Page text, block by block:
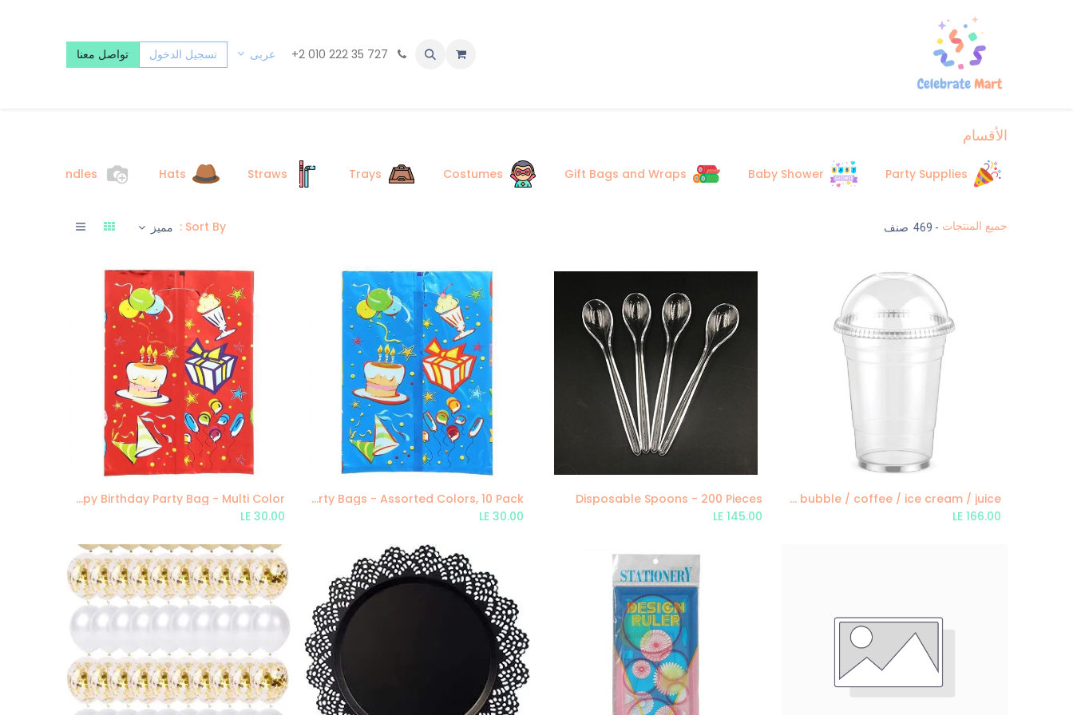
+2 010 222 35 727 عربى تسجيل الدخول تواصل معنا
الأقسام
Party Supplies
Baby Shower
Gift Bags and Wraps
Costumes
Trays
Straws
Hats
Candles
جميع المنتجات - 469 صنف Sort By : مميز
Add to Cart
Plastic Cup with Dome Covers - 16 oz. / 50 pieces / set disposable party cup for cold drink / bubba bubble / coffee / ice cream / juice
166.00
LE
Add to Cart
Disposable Spoons - 200 Pieces
145.00
LE
Add to Cart
Multi Color Party Bags - Assorted Colors, 10 Pack
30.00
Add to Cart
Happy Birthday Party Bag - Multi Color
30.00
LE